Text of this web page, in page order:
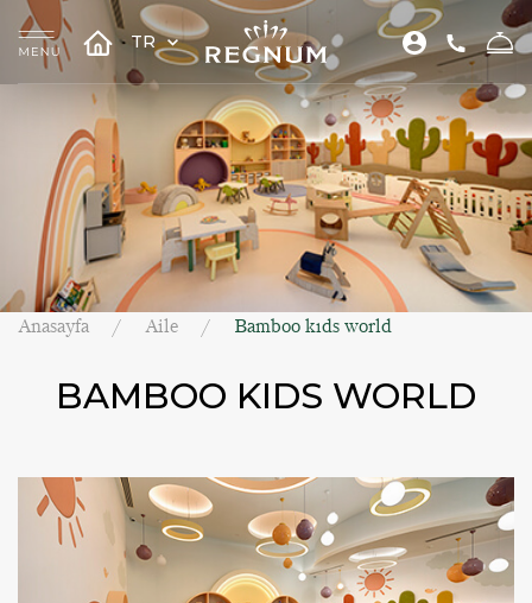
TR
Anasayfa Aile Bamboo kıds world
BAMBOO KIDS WORLD